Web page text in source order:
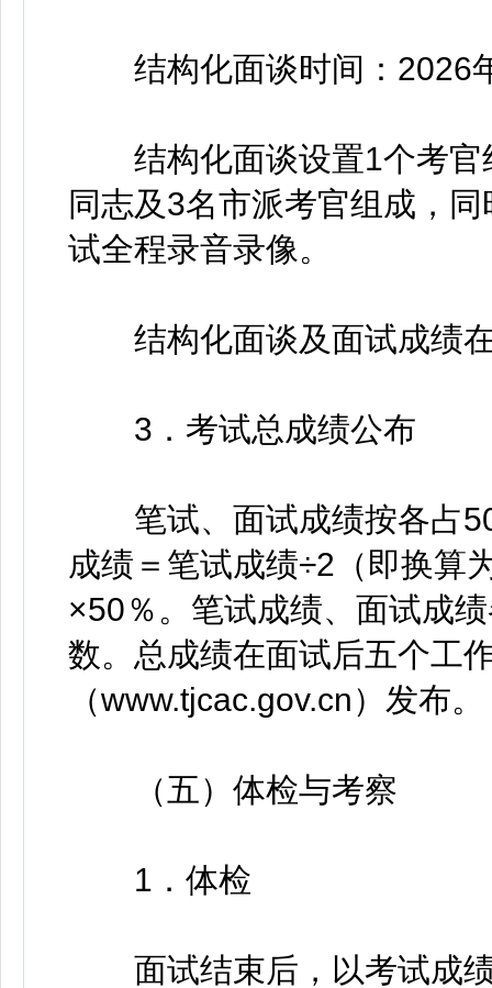
结构化面谈时间：2026
结构化面谈设置1个考官
同志及3名市派考官组成，
试全程录音录像。
结构化面谈及面试成绩在
3．考试总成绩公布
笔试、面试成绩按各占50
成绩＝笔试成绩÷2（即换算
×50％。笔试成绩、面试成
数。总成绩在面试后五个工
（www.tjcac.gov.cn）发布。
（五）体检与考察
1．体检
面试结束后，以考试成绩